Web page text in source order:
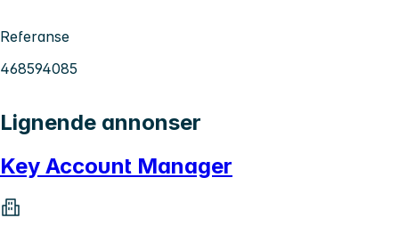
Referanse
468594085
Lignende annonser
Key Account Manager